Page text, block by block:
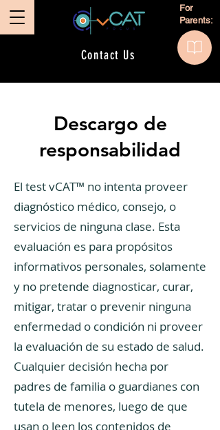
Contact Us
For
Parents:
Descargo de
responsabilidad
El test vCAT™ no intenta proveer
diagnóstico médico, consejo, o
servicios de ninguna clase. Esta
evaluación es para propósitos
informativos personales, solamente
y no pretende diagnosticar, curar,
mitigar, tratar o prevenir ninguna
enfermedad o condición ni proveer
la evaluación de su estado de salud.
Cualquier decisión hecha por
padres de familia o guardianes con
tutela de menores, luego de que
usan o leen los contenidos de